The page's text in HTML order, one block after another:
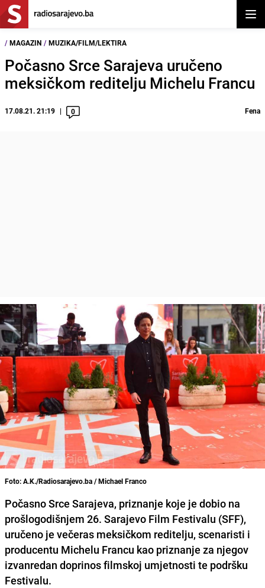
/ MAGAZIN / MUZIKA/FILM/LEKTIRA
Počasno Srce Sarajeva uručeno
meksičkom reditelju Michelu Francu
17.08.21. 21:19 0 Fena
Foto: A.K./Radiosarajevo.ba / Michael Franco
Počasno Srce Sarajeva, priznanje koje je dobio na
prošlogodišnjem 26. Sarajevo Film Festivalu (SFF),
uručeno je večeras meksičkom reditelju, scenaristi i
producentu Michelu Francu kao priznanje za njegov
izvanredan doprinos filmskoj umjetnosti te podršku
Festivalu.